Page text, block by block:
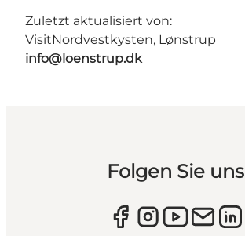
Zuletzt aktualisiert von:
VisitNordvestkysten, Lønstrup
info@loenstrup.dk
Folgen Sie uns